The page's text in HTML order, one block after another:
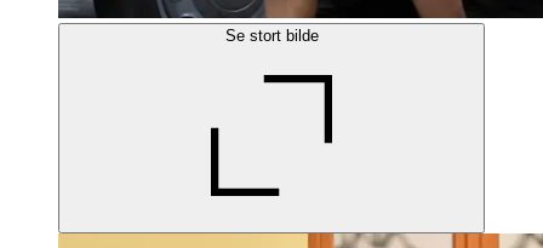
Se stort bilde